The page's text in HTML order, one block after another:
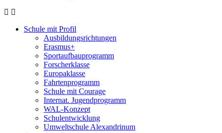
Schule mit Profil
Ausbildungsrichtungen
Erasmus+
Sportaufbauprogramm
Forscherklasse
Europaklasse
Fahrtenprogramm
Schule mit Courage
Internat. Jugendprogramm
WAL-Konzept
Schulentwicklung
Umweltschule Alexandrinum